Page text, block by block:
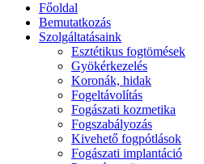
Főoldal
Bemutatkozás
Szolgáltatásaink
Esztétikus fogtömések
Gyökérkezelés
Koronák, hidak
Fogeltávolítás
Fogászati kozmetika
Fogszabályozás
Kivehető fogpótlások
Fogászati implantáció